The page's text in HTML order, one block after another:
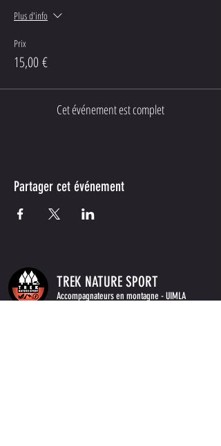
Plus d'info
Prix
15,00 €
Cet événement est complet
Partager cet événement
TREK NATURE SPORT
Accompagnateursen montagne - UIMLA